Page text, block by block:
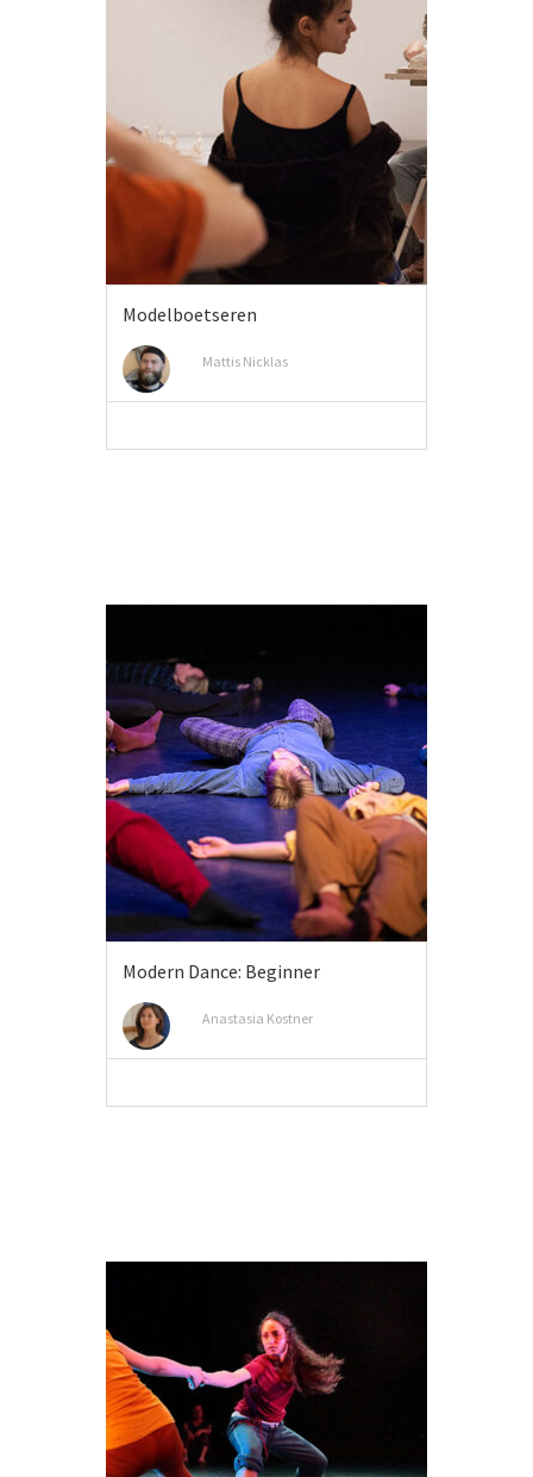
Modelboetseren
Mattis Nicklas
Modern Dance: Beginner
Anastasia Kostner